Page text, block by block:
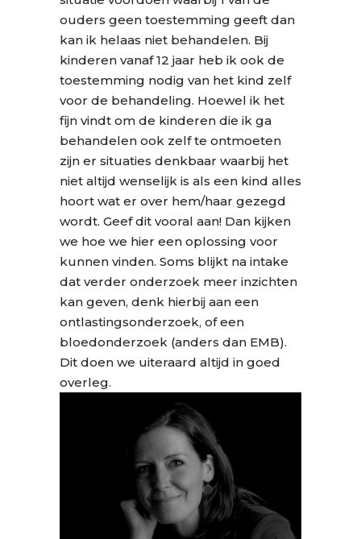
ouders geen toestemming geeft dan
kan ik helaas niet behandelen. Bij
kinderen vanaf 12 jaar heb ik ook de
toestemming nodig van het kind zelf
voor de behandeling. Hoewel ik het
fijn vindt om de kinderen die ik ga
behandelen ook zelf te ontmoeten
zijn er situaties denkbaar waarbij het
niet altijd wenselijk is als een kind alles
hoort wat er over hem/haar gezegd
wordt. Geef dit vooral aan! Dan kijken
we hoe we hier een oplossing voor
kunnen vinden. Soms blijkt na intake
dat verder onderzoek meer inzichten
kan geven, denk hierbij aan een
ontlastingsonderzoek, of een
bloedonderzoek (anders dan EMB).
Dit doen we uiteraard altijd in goed
overleg.